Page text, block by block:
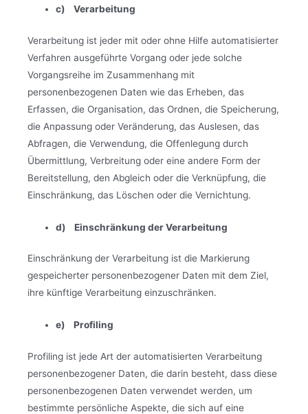
c) Verarbeitung
Verarbeitung ist jeder mit oder ohne Hilfe automatisierter
Verfahren ausgeführte Vorgang oder jede solche
Vorgangsreihe im Zusammenhang mit
personenbezogenen Daten wie das Erheben, das
Erfassen, die Organisation, das Ordnen, die Speicherung,
die Anpassung oder Veränderung, das Auslesen, das
Abfragen, die Verwendung, die Offenlegung durch
Übermittlung, Verbreitung oder eine andere Form der
Bereitstellung, den Abgleich oder die Verknüpfung, die
Einschränkung, das Löschen oder die Vernichtung.
d) Einschränkung der Verarbeitung
Einschränkung der Verarbeitung ist die Markierung
gespeicherter personenbezogener Daten mit dem Ziel,
ihre künftige Verarbeitung einzuschränken.
e) Profiling
Profiling ist jede Art der automatisierten Verarbeitung
personenbezogener Daten, die darin besteht, dass diese
personenbezogenen Daten verwendet werden, um
bestimmte persönliche Aspekte, die sich auf eine